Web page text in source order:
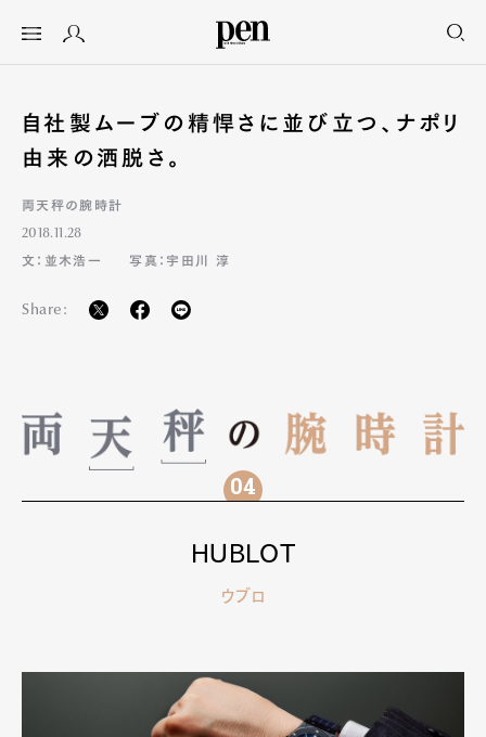
自社製ムーブの精悍さに並び立つ、ナポリ
由来の洒脱さ。
両天秤の腕時計
2018.11.28
文：並木浩一
写真：宇田川 淳
Share:
04
HUBLOT
ウブロ